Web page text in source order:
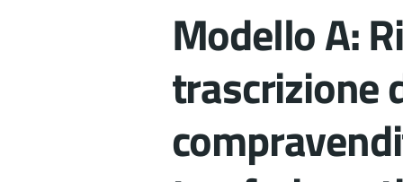
Modello A:
trascrizione